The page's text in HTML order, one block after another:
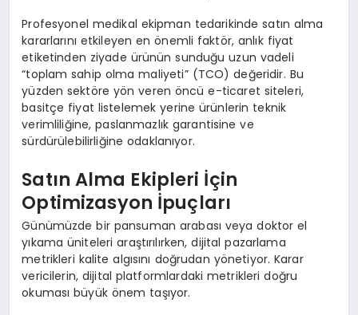
Profesyonel medikal ekipman tedarikinde satın alma
kararlarını etkileyen en önemli faktör, anlık fiyat
etiketinden ziyade ürünün sunduğu uzun vadeli
“toplam sahip olma maliyeti” (TCO) değeridir. Bu
yüzden sektöre yön veren öncü e-ticaret siteleri,
basitçe fiyat listelemek yerine ürünlerin teknik
verimliliğine, paslanmazlık garantisine ve
sürdürülebilirliğine odaklanıyor.
Satın Alma Ekipleri İçin
Optimizasyon İpuçları
Günümüzde bir pansuman arabası veya doktor el
yıkama üniteleri araştırılırken, dijital pazarlama
metrikleri kalite algısını doğrudan yönetiyor. Karar
vericilerin, dijital platformlardaki metrikleri doğru
okuması büyük önem taşıyor.